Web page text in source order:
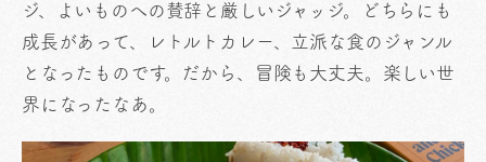
ジ、よいものへの賛辞と厳しいジャッジ。どちらにも
成長があって、レトルトカレー、立派な食のジャンル
となったものです。だから、冒険も大丈夫。楽しい世
界になったなあ。